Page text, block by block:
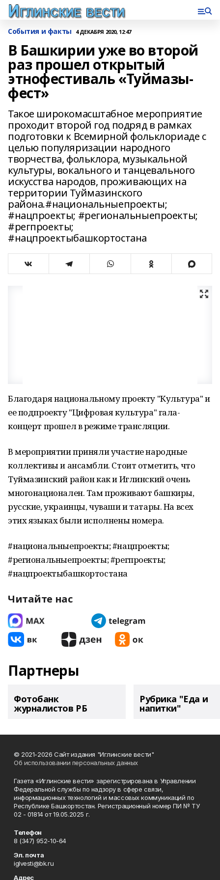
События и факты 4 ДЕКАБРЯ 2020, 12:47
В Башкирии уже во второй
раз прошел открытый
этнофестиваль «Туймазы-
фест»
Такое широкомасштабное мероприятие
проходит второй год подряд в рамках
подготовки к Всемирной фольклориаде с
целью популяризации народного
творчества, фольклора, музыкальной
культуры, вокального и танцевального
искусства народов, проживающих на
территории Туймазинского
района.#национальныепроекты;
#нацпроекты; #региональныепроекты;
#регпроекты;
#нацпроектыбашкортостана
Благодаря национальному проекту "Культура" и
ее подпроекту "Цифровая культура" гала-
концерт прошел в режиме трансляции.
В мероприятии приняли участие народные
коллективы и ансамбли. Стоит отметить, что
Туймазинский район как и Иглинский очень
многонационален. Там проживают башкиры,
русские, украинцы, чуваши и татары. На всех
этих языках были исполнены номера.
#национальныепроекты; #нацпроекты;
#региональныепроекты; #регпроекты;
#нацпроектыбашкортостана
Читайте нас
Партнеры
Фотобанк
журналистов РБ
Рубрика "Еда и
напитки"
© 2021-2026 Сайт издания "Иглинские вести"
Об использовании персональных данных
Газета «Иглинские вести» зарегистрирована в Управлении
Федеральной службы по надзору в сфере связи,
информационных технологий и массовых коммуникаций по
Республике Башкортостан. Регистрационный номер ПИ № ТУ
02 - 01814 от 19.05.2025 г.
Телефон
8 (347) 952-10-64
Эл. почта
iglvesti@bk.ru
Адрес